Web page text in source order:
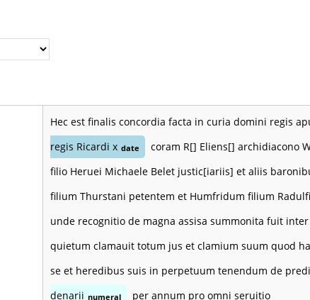
Hec est finalis concordia facta in curia domini regis
regis Ricardi x date
coram R[] Eliens[] archidiacono
filio Heruei Michaele Belet justic[iariis] et aliis
filium Thurstani petentem et Humfridum filium
unde recognitio de magna assisa summonita fuit
quietum clamauit totum jus et clamium suum quod
se et heredibus suis in perpetuum tenendum de
denarii numeral per annum pro omni seruitio